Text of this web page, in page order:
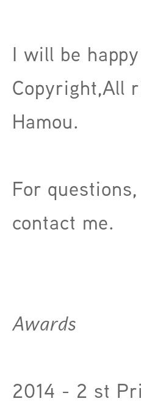
I will be
Copyright,All
Hamou.
For
contact me.
Awards
2014 - 2 st